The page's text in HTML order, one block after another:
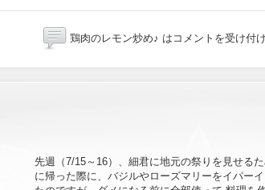
鶏肉のレモン炒め♪ は コメントを受け付
先週（7/15～16）、細君に地元の祭りを見せる
に帰った際に、バジルやローズマリーをイパー